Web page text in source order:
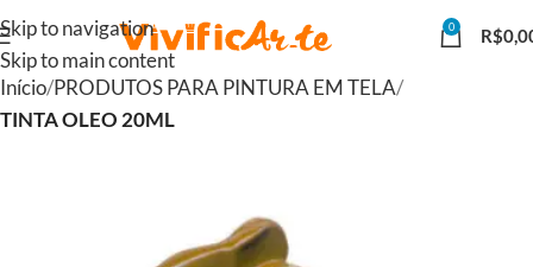
Skip to navigation
Skip to main content
0 R$
Início PRODUTOS PARA PINTURA EM TELA
TINTA OLEO 20ML